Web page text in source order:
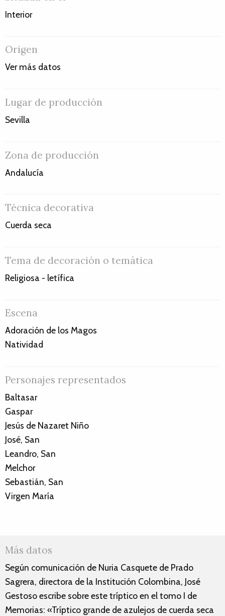
Interior
Origen
Ver más datos
Lugar de producción
Sevilla
Zona de producción
Andalucía
Técnica decorativa
Cuerda seca
Tema de decoración o temática
Religiosa - letífica
Escena
Adoración de los Magos
Natividad
Personajes representados
Baltasar
Gaspar
Jesús de Nazaret Niño
José, San
Leandro, San
Melchor
Sebastián, San
Virgen María
Más datos
Según comunicación de Nuria Casquete de Prado
Sagrera, directora de la Institución Colombina, José
Gestoso escribe sobre este tríptico en el tomo I de
Memorias: «Tríptico grande de azulejos de cuerda seca